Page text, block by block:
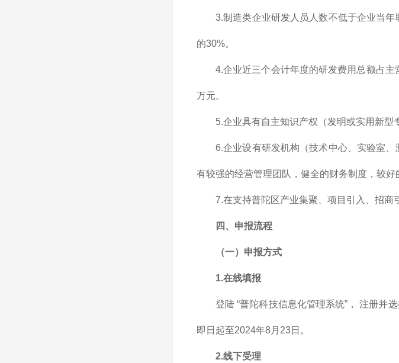
3.制造类企业研发人员人数不低于企业当
的30%。
4.企业近三个会计年度的研发费用总额占
万元。
5.企业具有自主知识产权（发明或实用新型
6.企业设有研发机构（技术中心、实验室
有较强的经营管理团队，健全的财务制度，较好
7.在支持普陀区产业集聚、项目引入、招商
四、申报流程
（一）申报方式
1.在线填报
登陆 “普陀科技信息化管理系统”， 注册并
即日起至2024年8月23日。
2.线下受理